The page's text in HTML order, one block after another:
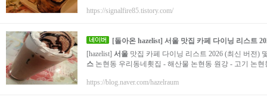
https://signalfire85.tistory.com/
[돌아온 hazelist] 서울 맛집 카페 다이닝 리스트
[hazelist] 서울 맛집 카페 다이닝 리스트 2026 (최신 버전)
스 논현동 우리동네횟집 - 해산물 논현동 원강 - 고기 논
https://blog.naver.com/hazelraum